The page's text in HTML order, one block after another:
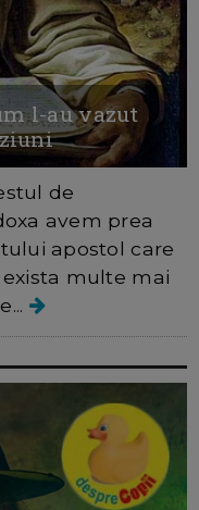
l-au vazut
de
avem prea
apostol care
multe mai